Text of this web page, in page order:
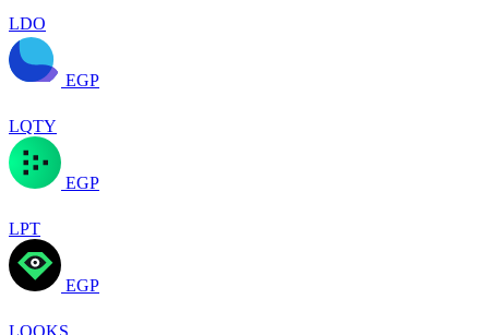
LDO
EGP
LQTY
EGP
LPT
EGP
LOOKS